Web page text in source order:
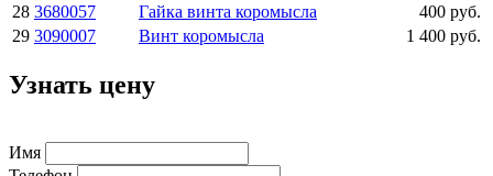
28 3680057 Гайка винта коромысла
400 руб.
29 3090007 Винт коромысла 1 400 руб.
Узнать цену
Имя